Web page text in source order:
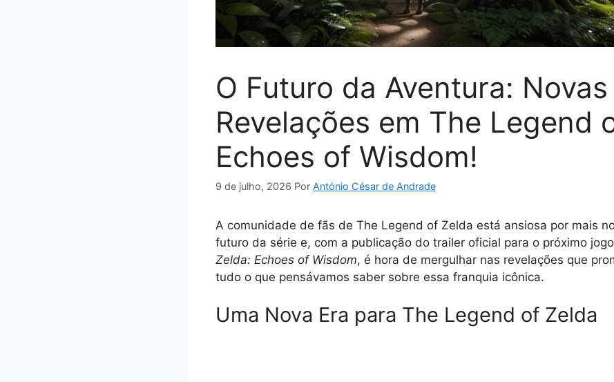
O Futuro da Aventura: Novas
Revelações em The Legend
Echoes of Wisdom!
9 de julho, 2026 Por António César de Andrade
A comunidade de fãs de The Legend of Zelda está ansiosa por mais
futuro da série e, com a publicação do trailer oficial para o próximo
Zelda: Echoes of Wisdom, é hora de mergulhar nas revelações que
tudo o que pensávamos saber sobre essa franquia icônica.
Uma Nova Era para The Legend of Zelda